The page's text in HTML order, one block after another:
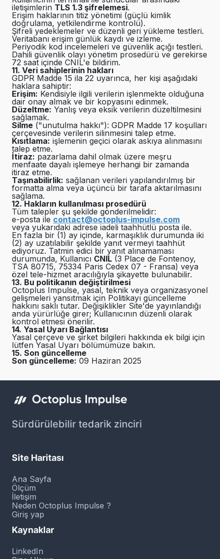
iletişimlerin TLS 1.3 şifrelemesi.
Erişim haklarının titiz yönetimi (güçlü kimlik
doğrulama, yetkilendirme kontrolü).
Şifreli yedeklemeler ve düzenli geri yükleme testleri.
Veritabanı erişim günlük kaydı ve izleme.
Periyodik kod incelemeleri ve güvenlik açığı testleri.
Dahili güvenlik olayı yönetim prosedürü ve gerekirse
72 saat içinde CNIL'e bildirim.
11. Veri sahiplerinin hakları
GDPR Madde 15 ila 22 uyarınca, her kişi aşağıdaki
haklara sahiptir:
Erişim: Kendisiyle ilgili verilerin işlenmekte olduğuna
dair onay almak ve bir kopyasını edinmek.
Düzeltme: Yanlış veya eksik verilerin düzeltilmesini
sağlamak.
Silme ("unutulma hakkı"): GDPR Madde 17 koşulları
çerçevesinde verilerin silinmesini talep etme.
Kısıtlama: işlemenin geçici olarak askıya alınmasını
talep etme.
İtiraz: pazarlama dahil olmak üzere meşru
menfaate dayalı işlemeye herhangi bir zamanda
itiraz etme.
Taşınabilirlik: sağlanan verileri yapılandırılmış bir
formatta alma veya üçüncü bir tarafa aktarılmasını
sağlama.
12. Hakların kullanılması prosedürü
Tüm talepler şu şekilde gönderilmelidir:
e-posta ile contact@octoplus-impulse.com
veya yukarıdaki adrese iadeli taahhütlü posta ile.
En fazla bir (1) ay içinde, karmaşıklık durumunda iki
(2) ay uzatılabilir şekilde yanıt vermeyi taahhüt
ediyoruz. Tatmin edici bir yanıt alınamaması
durumunda, Kullanıcı CNIL (3 Place de Fontenoy,
TSA 80715, 75334 Paris Cedex 07 - Fransa) veya
özel tele-hizmet aracılığıyla şikayette bulunabilir.
13. Bu politikanın değiştirilmesi
Octoplus Impulse, yasal, teknik veya organizasyonel
gelişmeleri yansıtmak için Politikayı güncelleme
hakkını saklı tutar. Değişiklikler Site'de yayınlandığı
anda yürürlüğe girer; Kullanıcının düzenli olarak
kontrol etmesi önerilir.
14. Yasal Uyarı Bağlantısı
Yasal çerçeve ve şirket bilgileri hakkında ek bilgi için
lütfen Yasal Uyarı bölümümüze bakın.
15. Son güncelleme
Son güncelleme: 09 Haziran 2025
Sürdürülebilir tedarik zinciri
Site Haritası
Ana Sayfa
Ölçüm
İletişim
Neden Octoplus Impulse ?
Giriş yap
Kaynaklar
LinkedIn